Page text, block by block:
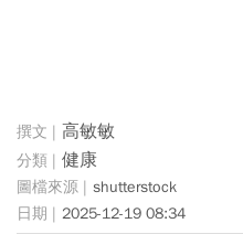
高敏敏
健康
shutterstock
2025-12-19 08:34